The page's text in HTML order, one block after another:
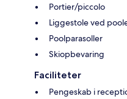
Portier/piccolo
Liggestole ved
Poolparasoller
Skiopbevaring
Faciliteter
Pengeskab i